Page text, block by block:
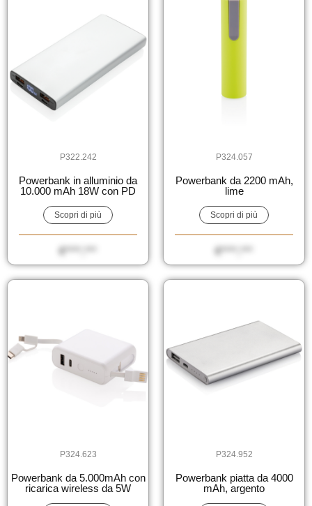
P322.242
Powerbank in alluminio da
10.000 mAh 18W con PD
Scopri di più
€****,***
P324.057
Powerbank da 2200 mAh,
lime
Scopri di più
€****,***
P324.623
Powerbank da 5.000mAh con
ricarica wireless da 5W
P324.952
Powerbank piatta da 4000
mAh, argento